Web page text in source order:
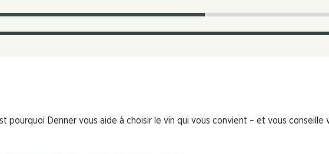
pourquoi Denner vous aide à choisir le vin qui vous convient – et vous conseille